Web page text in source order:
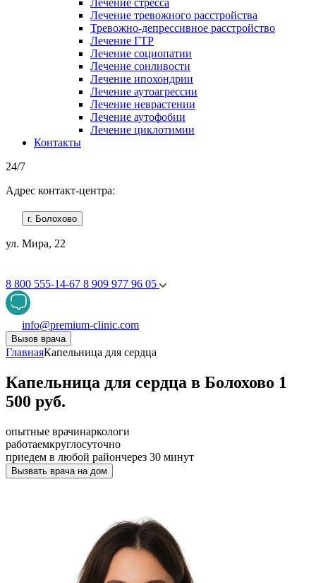
Лечение стресса
Лечение тревожного расстройства
Тревожно-депрессивное расстройство
Лечение ГТР
Лечение социопатии
Лечение сонливости
Лечение ипохондрии
Лечение аутоагрессии
Лечение неврастении
Лечение аутофобии
Лечение циклотимии
Контакты
24/7
Адрес контакт-центра:
г. Болохово
ул. Мира, 22
8 800 555-14-67 8 909 977 96 05
info@premium-clinic.com
Вызов врача
ГлавнаяКапельница для сердца
Капельница для сердца в Болохово 1
500 руб.
опытные врачинаркологи
работаемкруглосуточно
приедем в любой райончерез 30 минут
Вызвать врача на дом